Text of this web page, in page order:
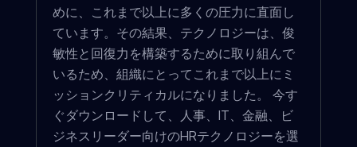
めに、これまで以上に多くの圧力に直面し
ています。その結果、テクノロジーは、俊
敏性と回復力を構築するために取り組んで
いるため、組織にとってこれまで以上にミ
ッションクリティカルになりました。 今す
ぐダウンロードして、人事、IT、金融、ビ
ジネスリーダー向けのHRテクノロジーを選